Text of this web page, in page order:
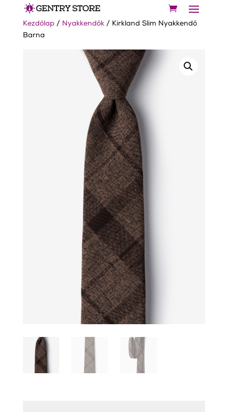
Kezdőlap/ Nyakkendők/ Kirkland Slim Nyakkendő
Barna